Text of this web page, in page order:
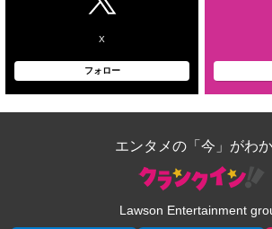
X
フォロー
エンタメの「今」がわ
Lawson Entertainment